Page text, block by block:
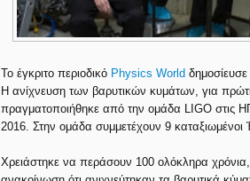
Το έγκριτο περιοδικό Physics World
Η ανίχνευση των βαρυτικών κυμάτων, για
πραγματοποιήθηκε από την ομάδα LIGO στις
2016. Στην ομάδα συμμετέχουν 9 καταξιωμένοι
Χρειάστηκε να περάσουν 100 ολόκληρα